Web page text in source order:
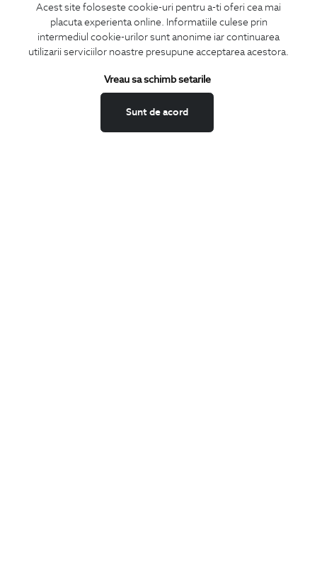
Acest site foloseste cookie-uri pentru a-ti oferi cea mai
placuta experienta online. Informatiile culese prin
intermediul cookie-urilor sunt anonime iar continuarea
utilizarii serviciilor noastre presupune acceptarea acestora.
Sunt de acord
Vreau sa schimb setarile
CONCIERGE
Termeni si conditii
Schimburi si retur
Feedback site
ANPC